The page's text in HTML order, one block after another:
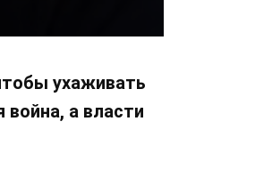
ухаживать
а власти